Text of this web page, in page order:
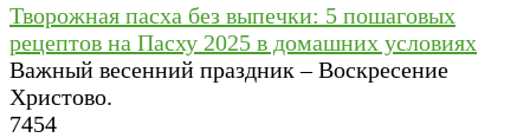
Творожная пасха без выпечки: 5 пошаговых
рецептов на Пасху 2025 в домашних условиях
Важный весенний праздник – Воскресение
Христово.
7454